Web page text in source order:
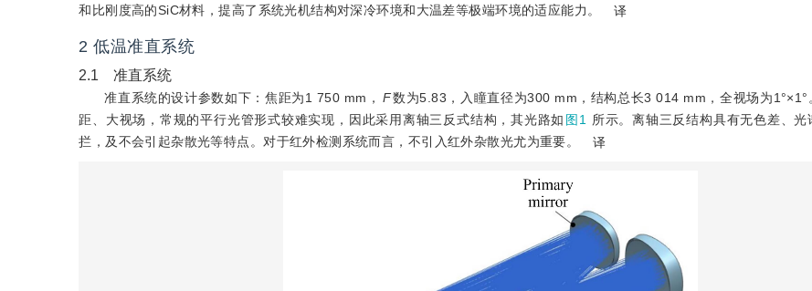
和比刚度高的SiC材料，提高了系统光机结构对深冷环境和大温差等极端环境的适应能力。
译
2 低温准直系统
2.1 准直系统
准直系统的设计参数如下：焦距为1 750 mm， F数为5.83，入瞳直径为300 mm，结构总长3 014 mm，全视场为1°×1°
距、大视场，常规的平行光管形式较难实现，因此采用离轴三反式结构，其光路如 图1
所示。离轴三反结构具有无色差、光
拦，及不会引起杂散光等特点。对于红外检测系统而言，不引入红外杂散光尤为重要。
译